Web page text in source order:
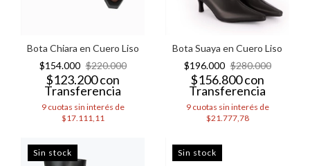
Bota Chiara en Cuero Liso
$154.000 $220.000
$123.200con
Transferencia
9 cuotas sin interés de
$17.111,11
Bota Suaya en Cuero Liso
$196.000 $280.000
$156.800con
Transferencia
9 cuotas sin interés de
$21.777,78
Sin stock Sin stock